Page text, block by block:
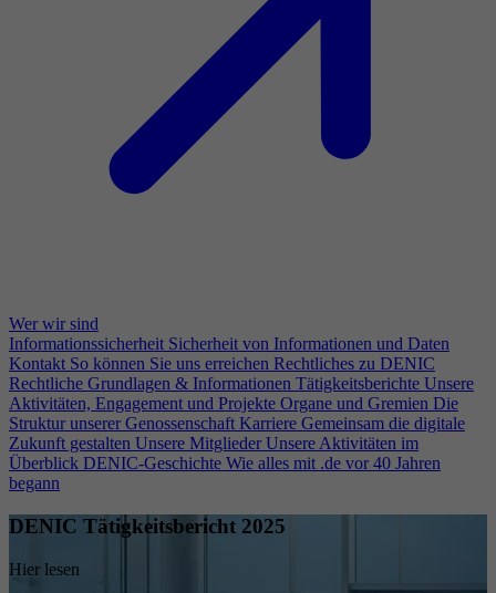
Wer wir sind
Informationssicherheit Sicherheit von Informationen und Daten
Kontakt So können Sie uns erreichen Rechtliches zu DENIC
Rechtliche Grundlagen & Informationen Tätigkeitsberichte Unsere
Aktivitäten, Engagement und Projekte Organe und Gremien Die
Struktur unserer Genossenschaft Karriere Gemeinsam die digitale
Zukunft gestalten Unsere Mitglieder Unsere Aktivitäten im
Überblick DENIC-Geschichte Wie alles mit .de vor 40 Jahren
begann
DENIC Tätigkeitsbericht 2025
Hier lesen